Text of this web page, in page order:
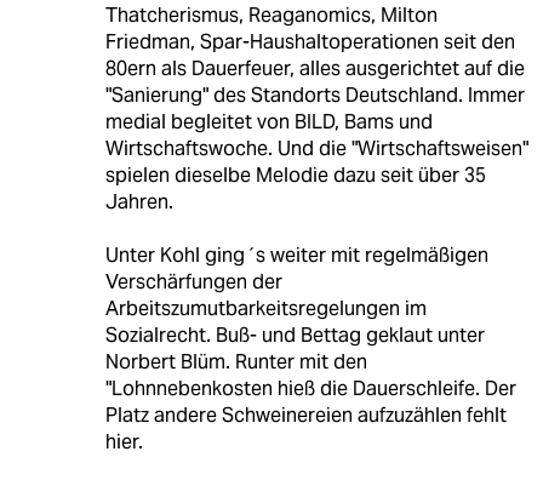
Thatcherismus, Reaganomics, Milton
Friedman, Spar-Haushaltoperationen seit den
80ern als Dauerfeuer, alles ausgerichtet auf die
"Sanierung" des Standorts Deutschland. Immer
medial begleitet von BILD, Bams und
Wirtschaftswoche. Und die "Wirtschaftsweisen"
spielen dieselbe Melodie dazu seit über 35
Jahren.
Unter Kohl ging´s weiter mit regelmäßigen
Verschärfungen der
Arbeitszumutbarkeitsregelungen im
Sozialrecht. Buß- und Bettag geklaut unter
Norbert Blüm. Runter mit den
"Lohnnebenkosten hieß die Dauerschleife. Der
Platz andere Schweinereien aufzuzählen fehlt
hier.